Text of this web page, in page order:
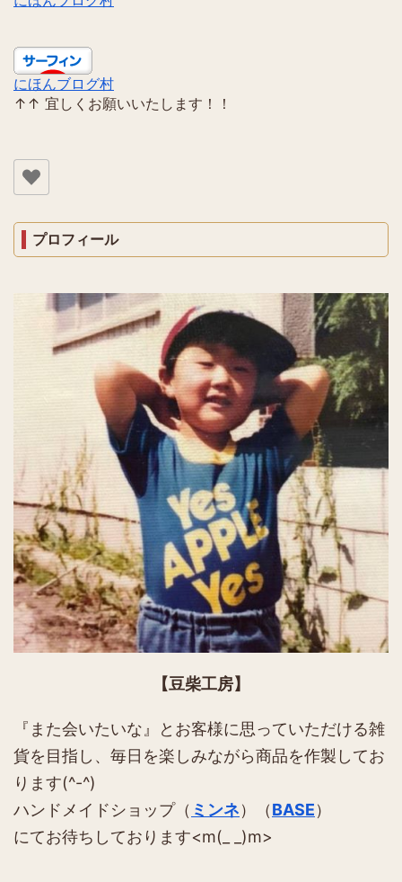
にほんブログ村
↑↑ 宜しくお願いいたします！！
プロフィール
【豆柴工房】
『また会いたいな』とお客様に思っていただける雑
貨を目指し、毎日を楽しみながら商品を作製してお
ります(^-^)
ハンドメイドショップ（ ミンネ）（BASE）
にてお待ちしております<m(_ _)m>